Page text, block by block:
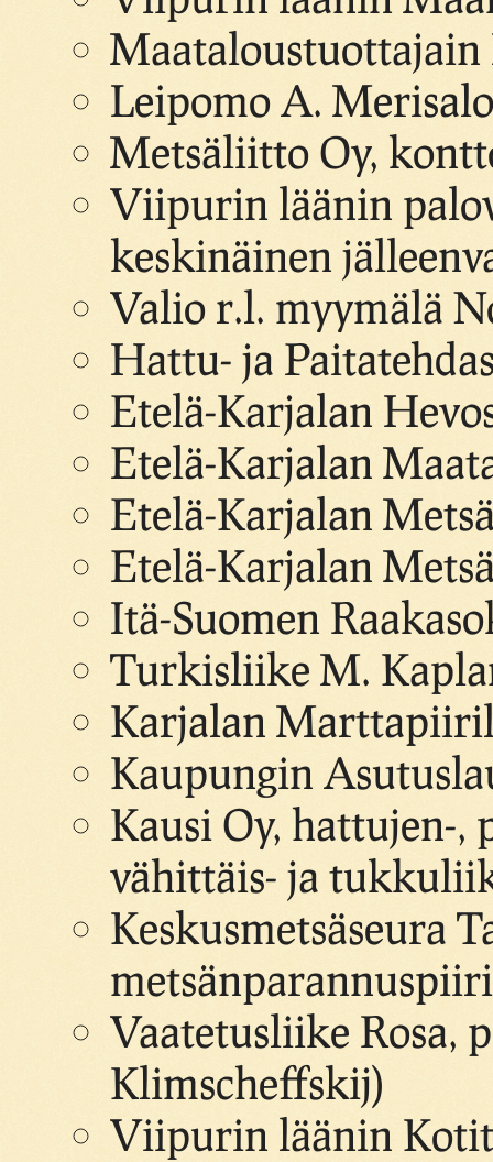
Maataloustuottajain
Leipomo A.
Metsäliitto Oy,
Viipurin läänin
keskinäinen
Valio r.l. myymälä
Hattu- ja
Etelä-Karjalan
Etelä-Karjalan
Etelä-Karjalan
Etelä-Karjalan
Itä-Suomen
Turkisliike M.
Karjalan
Kaupungin
Kausi Oy, hattujen-,
vähittäis- ja
Keskusmetsäseura
Vaatetusliike Rosa,
Klimscheffskij)
Viipurin läänin